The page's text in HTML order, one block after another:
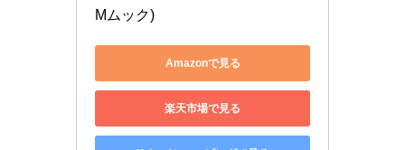
Mムック)
Amazonで見る
楽天市場で見る